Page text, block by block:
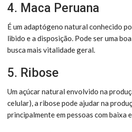
4. Maca Peruana
É um adaptógeno natural conhecido
libido e a disposição. Pode ser uma
busca mais vitalidade geral.
5. Ribose
Um açúcar natural envolvido na
celular), a ribose pode ajudar na
principalmente em pessoas com baixa